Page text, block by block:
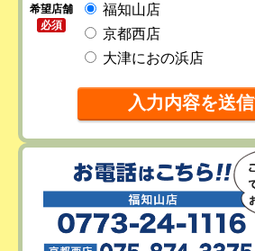
希望店舗
必須
福知山店
京都西店
大津におの浜店